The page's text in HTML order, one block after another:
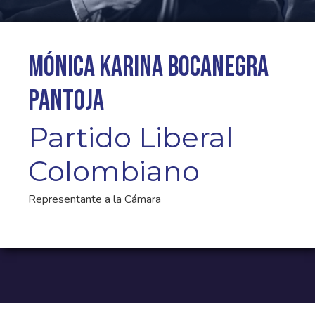
Mónica Karina Bocanegra
Pantoja
Partido Liberal
Colombiano
Representante a la Cámara